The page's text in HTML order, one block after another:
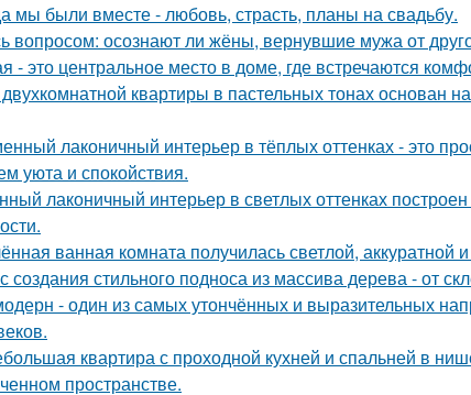
мы были вместе - любовь, страсть, планы на свадьбу.
вопросом: осознают ли жёны, вернувшие мужа от
- это центральное место в доме, где встречаются
квартиры в пастельных тонах основан
лаконичный интерьер в тёплых оттенках - это
уюта и спокойствия.
лаконичный интерьер в светлых оттенках
ванная комната получилась светлой, аккуратной
создания стильного подноса из массива дерева - от
- один из самых утончённых и выразительных
квартира с проходной кухней и спальней в
пространстве.